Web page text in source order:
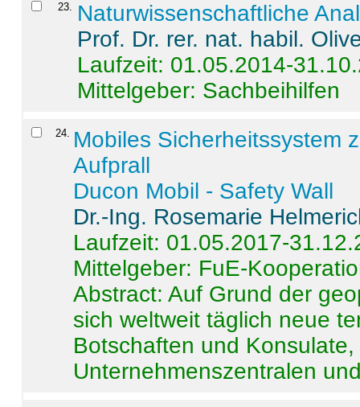
23. Naturwissenschaftliche
Prof. Dr. rer. nat. habil.
Laufzeit: 01.05.2014-
Mittelgeber: Sachbeihilfen
24. Mobiles Sicherheitssystem
Aufprall
Ducon Mobil - Safety Wall
Dr.-Ing. Rosemarie
Laufzeit: 01.05.2017-
Mittelgeber: FuE-
Abstract:Auf Grund der
sich weltweit täglich neue
Botschaften und
Unternehmenszentralen